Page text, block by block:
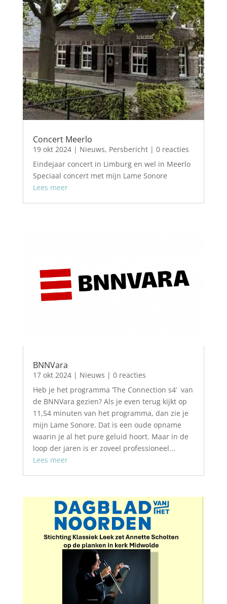
Concert Meerlo
19 okt 2024| Nieuws, Persbericht| 0 reacties
Eindejaar concert in Limburg en wel in Meerlo
Speciaal concert met mijn Lame Sonore
Lees meer
BNNVara
17 okt 2024| Nieuws | 0 reacties
Heb je het programma ‘The Connection s4’ van
de BNNVara gezien? Als je even terug kijkt op
11,54 minuten van het programma, dan zie je
mijn Lame Sonore. Dat is een oude opname
waarin je al het pure geluid hoort. Maar in de
loop der jaren is er zoveel professioneel...
Lees meer